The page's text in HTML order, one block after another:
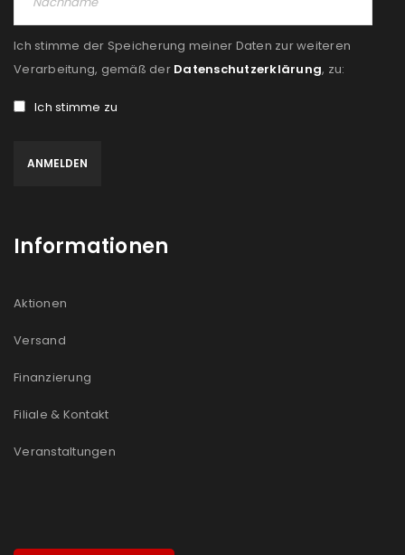
Ich stimme der Speicherung meiner Daten zur weiteren
Verarbeitung, gemäß der Datenschutzerklärung, zu:
Ich stimme zu
Informationen
Aktionen
Versand
Finanzierung
Filiale & Kontakt
Veranstaltungen